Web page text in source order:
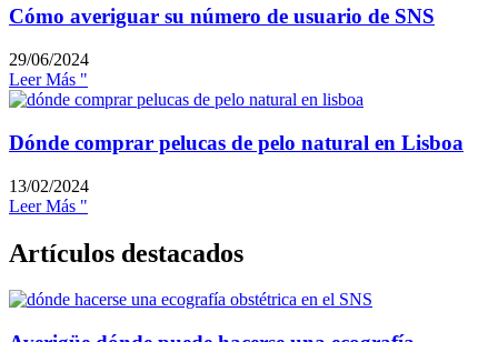
Cómo averiguar su número de usuario de SNS
29/06/2024
Leer Más "
Dónde comprar pelucas de pelo natural en Lisboa
13/02/2024
Leer Más "
Artículos destacados